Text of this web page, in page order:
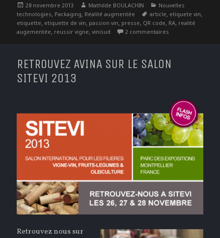
Publié
le
28 novembre 2013 Auteur
Mathilde BOULACHIN Catégories
Nouvelles
technologies, Packaging, Réalité augmentée Étiquettes
article, etiquete vin,
etiquette, etiquette de vin, passion vin, presse, QR code, RA, realité
augementée, reussir vigne,vinisud 2 commentaires
RETROUVEZ AVINA SUR LE SALON
SITEVI 2013
Retrouvez nous sur